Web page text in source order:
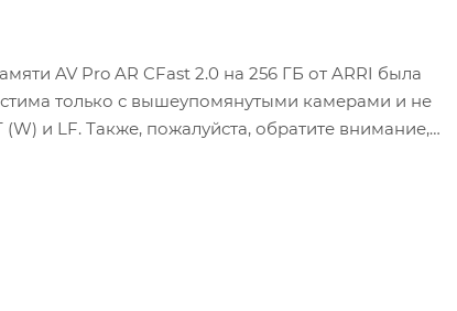
AV Pro AR CFast 2.0 на 256 ГБ от ARRI была
только с вышеупомянутыми камерами и не
(W) и LF. Также, пожалуйста, обратите внимание,